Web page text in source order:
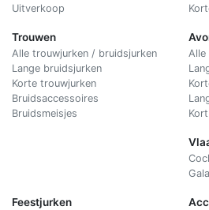
Uitverkoop
Trouwen
Alle trouwjurken / bruidsjurken
Lange bruidsjurken
Korte trouwjurken
Bruidsaccessoires
Bruidsmeisjes
Alle
Feestjurken